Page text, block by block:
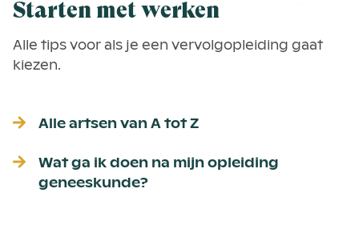
Starten met werken
Alle tips voor als je een vervolgopleiding gaat
kiezen.
Alle artsen van A tot Z
Wat ga ik doen na mijn opleiding
geneeskunde?